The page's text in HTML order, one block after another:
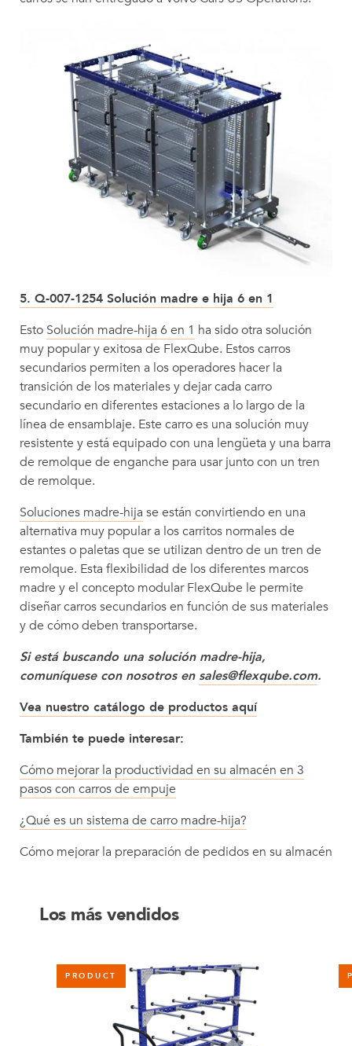
5. Q-007-1254 Solución madre e hija 6 en 1
Esto Solución madre-hija 6 en 1 ha sido otra solución
muy popular y exitosa de FlexQube. Estos carros
secundarios permiten a los operadores hacer la
transición de los materiales y dejar cada carro
secundario en diferentes estaciones a lo largo de la
línea de ensamblaje. Este carro es una solución muy
resistente y está equipado con una lengüeta y una barra
de remolque de enganche para usar junto con un tren
de remolque.
Soluciones madre-hija se están convirtiendo en una
alternativa muy popular a los carritos normales de
estantes o paletas que se utilizan dentro de un tren de
remolque. Esta flexibilidad de los diferentes marcos
madre y el concepto modular FlexQube le permite
diseñar carros secundarios en función de sus materiales
y de cómo deben transportarse.
Si está buscando una solución madre-hija,
comuníquese con nosotros en sales@flexqube.com.
Vea nuestro catálogo de productos aquí
También te puede interesar:
Cómo mejorar la productividad en su almacén en 3
pasos con carros de empuje
¿Qué es un sistema de carro madre-hija?
Cómo mejorar la preparación de pedidos en su almacén
Los más vendidos
PRODUCT